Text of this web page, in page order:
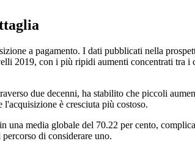
a pagamento. I dati pubblicati nella
2019, con i più ripidi aumenti concentrati tra i
due decenni, ha stabilito che piccoli
è cresciuta più costoso.
una media globale del 70.22 per cento,
di considerare uno.